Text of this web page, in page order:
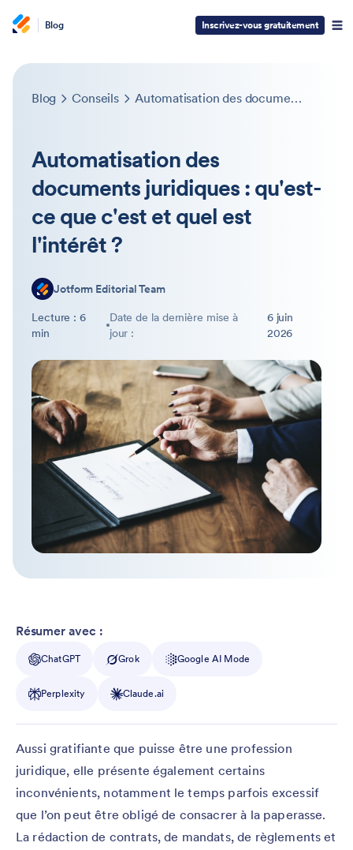
Blog Inscrivez-vous gratuitement
Blog Conseils Automatisation des documents juridiques : qu'est-ce que c'est et quel est l'intérêt ?
Automatisation des
documents juridiques : qu'est-
ce que c'est et quel est
l'intérêt ?
Jotform Editorial Team
Lecture : 6
min
Date de la dernière mise à
jour :
6 juin
2026
Résumer avec :
ChatGPT Grok Google AI Mode
Perplexity Claude.ai
Aussi gratifiante que puisse être une profession
juridique, elle présente également certains
inconvénients, notamment le temps parfois excessif
que l’on peut être obligé de consacrer à la paperasse.
La rédaction de contrats, de mandats, de règlements et